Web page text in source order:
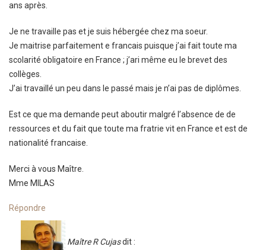
ans après.
Je ne travaille pas et je suis hébergée chez ma soeur.
Je maitrise parfaitement e francais puisque j’ai fait toute ma
scolarité obligatoire en France ; j’ari même eu le brevet des
collèges.
J’ai travaillé un peu dans le passé mais je n’ai pas de diplômes.
Est ce que ma demande peut aboutir malgré l’absence de de
ressources et du fait que toute ma fratrie vit en France et est de
nationalité francaise.
Merci à vous Maître.
Mme MILAS
Répondre
Maître R Cujasdit :